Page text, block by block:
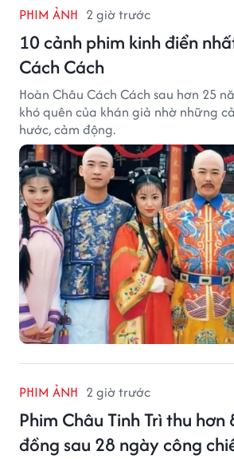
PHIM ẢNH 2 giờ trước
10 cảnh phim kinh điển
Cách Cách
Hoàn Châu Cách Cách sau hơn 25
khó quên của khán giả nhờ những
hước, cảm động.
PHIM ẢNH 2 giờ trước
Phim Châu Tinh Trì thu
đồng sau 28 ngày công